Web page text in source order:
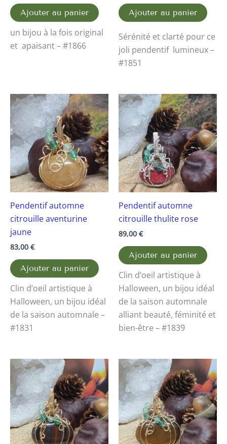
Ajouter au panier
un bijou à la fois original
et apaisant – #1866
Ajouter au panier
Sérénité et clarté pour ce
joli pendentif lumineux –
#1851
Pendentif automne
citrouille aventurine
jaune
83,00 €
Ajouter au panier
Clin d’oeil artistique à
Halloween, un bijou idéal
de la saison automnale –
#1831
Pendentif automne
citrouille thulite rose
89,00 €
Ajouter au panier
Clin d’oeil artistique à
Halloween, un bijou idéal
de la saison automnale
alliant beauté, féminité et
bien-être – #1839